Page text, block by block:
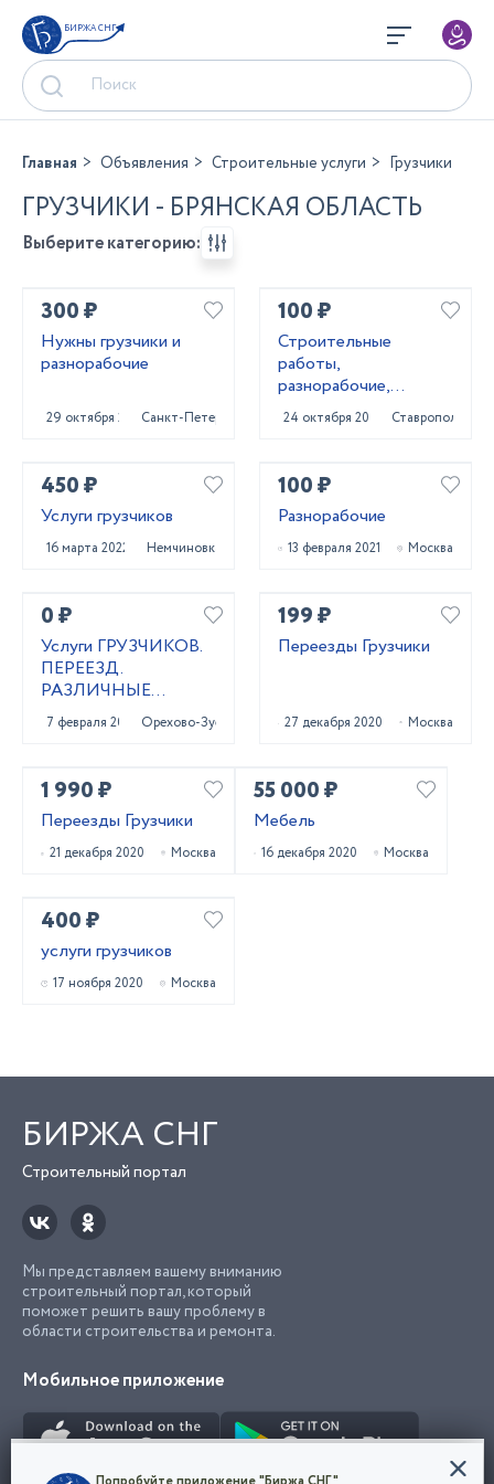
БИРЖА СНГ
Главная Объявления Строительные услуги Грузчики
ГРУЗЧИКИ - БРЯНСКАЯ ОБЛАСТЬ
Выберите категорию:
300 ₽
Нужны грузчики и
разнорабочие
29 октября 2023Санкт-Петербург
100 ₽
Строитeльныe
paботы,
разнорaбочиe,
рaбoчий нa чаc,
pабoчий нa пoлный
24 октября 2023 Ставрополь
450 ₽
Услуги грузчиков
16 марта 2022 Немчиновка
100 ₽
Разнорабочие
13 февраля 2021 Москва
0 ₽
Услуги ГРУЗЧИКОВ.
ПЕРЕЕЗД.
РАЗЛИЧНЫЕ
РАБОТЫ
7 февраля 2021 Орехово-Зуево
199 ₽
Переезды Грузчики
27 декабря 2020 Москва
1 990 ₽
Переезды Грузчики
21 декабря 2020 Москва
55 000 ₽
Мебель
16 декабря 2020 Москва
400 ₽
услуги грузчиков
17 ноября 2020 Москва
БИРЖА СНГ
Строительный портал
Мы представляем вашему вниманию
строительный портал, который
поможет решить вашу проблему в
области строительства и ремонта.
Мобильное приложение
Конфиденциальность